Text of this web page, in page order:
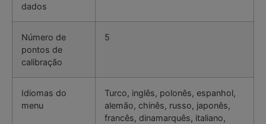
dados
Número de
pontos de
calibração
5
Idiomas do
menu
Turco, inglês, polonês, espanhol,
alemão, chinês, russo, japonês,
francês, dinamarquês, italiano,